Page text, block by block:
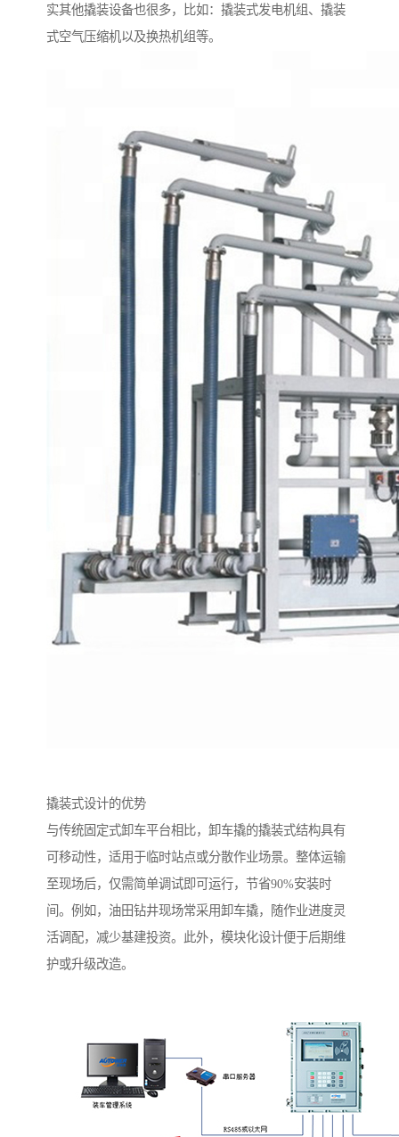
实其他撬装设备也很多，比如：撬装式发电机组、撬装
式空气压缩机以及换热机组等。
撬装式设计的优势
与传统固定式卸车平台相比，卸车撬的撬装式结构具有
可移动性，适用于临时站点或分散作业场景。整体运输
至现场后，仅需简单调试即可运行，节省90%安装时
间。例如，油田钻井现场常采用卸车撬，随作业进度灵
活调配，减少基建投资。此外，模块化设计便于后期维
护或升级改造。